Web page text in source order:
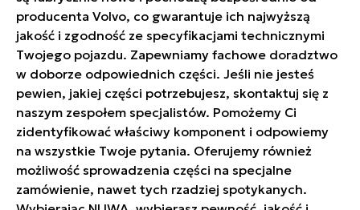
producenta Volvo, co gwarantuje ich najwyższą
jakość i zgodność ze specyfikacjami technicznymi
Twojego pojazdu. Zapewniamy fachowe doradztwo
w doborze odpowiednich części. Jeśli nie jesteś
pewien, jakiej części potrzebujesz, skontaktuj się z
naszym zespołem specjalistów. Pomożemy Ci
zidentyfikować właściwy komponent i odpowiemy
na wszystkie Twoje pytania. Oferujemy również
możliwość sprowadzenia części na specjalne
zamówienie, nawet tych rzadziej spotykanych.